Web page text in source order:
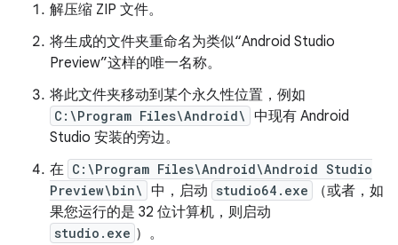
解压缩 ZIP 文件。
将生成的文件夹重命名为类似“Android Studio
Preview”这样的唯一名称。
将此文件夹移动到某个永久性位置，例如
C:\Program Files\Android\ 中现有 Android
Studio 安装的旁边。
在 C:\Program Files\Android\Android Studio
Preview\bin\ 中，启动 studio64.exe
（或者，如
果您运行的是 32 位计算机，则启动
studio.exe ）。